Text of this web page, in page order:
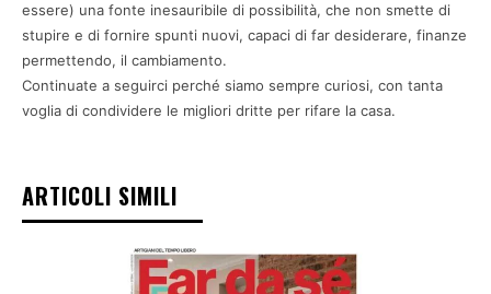
essere) una fonte inesauribile di possibilità, che non smette di
stupire e di fornire spunti nuovi, capaci di far desiderare, finanze
permettendo, il cambiamento.
Continuate a seguirci perché siamo sempre curiosi, con tanta
voglia di condividere le migliori dritte per rifare la casa.
ARTICOLI SIMILI